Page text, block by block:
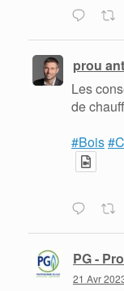
prou
Les
de
#Bois
PG -
21 Avr